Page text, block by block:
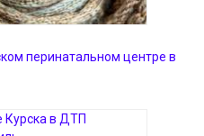
перинатальном центре в